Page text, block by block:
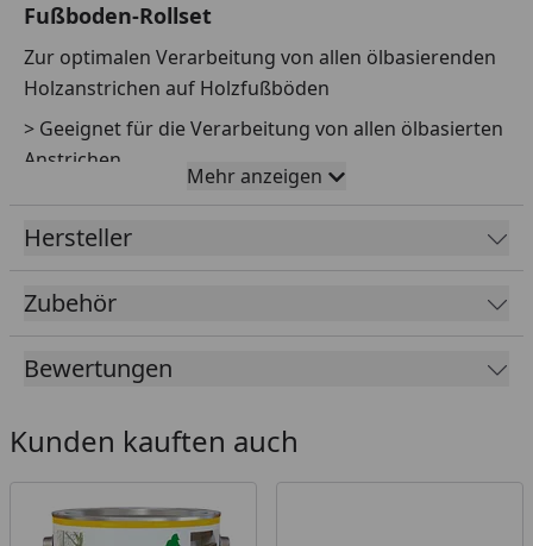
Fußboden-Rollset
Zur optimalen Verarbeitung von allen ölbasierenden
Holzanstrichen auf Holzfußböden
> Geeignet für die Verarbeitung von allen ölbasierten
Anstrichen
> Zur optimalen Behandlung von Holzfußböden
> Die Mikrofaserwalze ermöglicht eine gute
Materialaufnahme und gleichmäßige Materialabgabe
– für ein optimales Anstrichergebnis
> Passend für den Osmo System Teleskopstiel
Inhalt: Farbwanne inkl. Abstreifrillen,
breit) Rollen-Abstreifer und Steckbügel
Mehr anzeigen
Hersteller
Zubehör
Bewertungen
Kunden kauften auch